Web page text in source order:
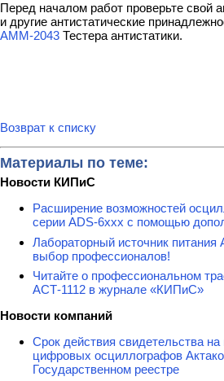
Перед началом работ проверьте свой
и другие антистатические
АММ-2043 Тестера антистатики.
Возврат к списку
Материалы по теме:
Новости КИПиС
Расширение возможностей
серии ADS-6ххх с помощью
Лабораторный источник
выбор профессионалов!
Читайте о профессиональном
АСТ-1112 в журнале «КИПиС»
Новости компаний
Срок действия свидетельства
цифровых осциллографов
Государственном реестре